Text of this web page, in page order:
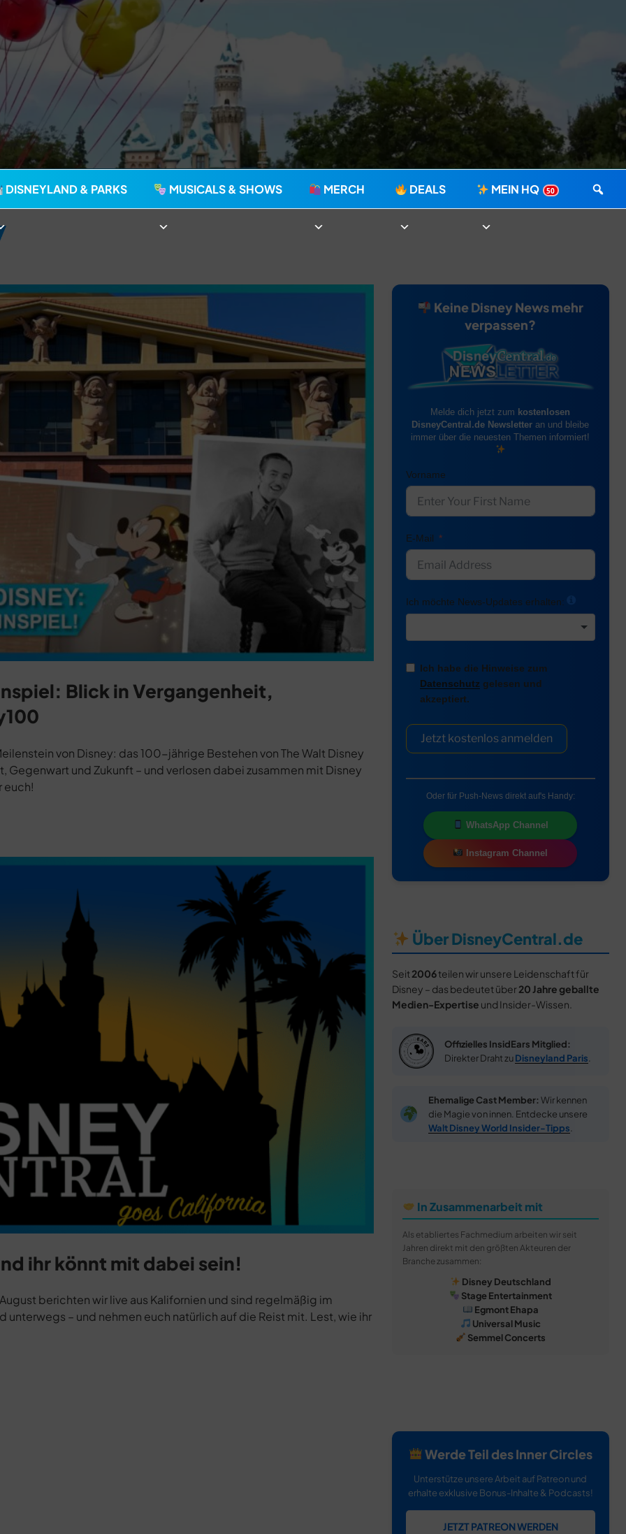
seit 2006
DISNEYLAND & PARKS MUSICALS & SHOWS MERCH DEALS MEIN HQ 50
Blick in Vergangenheit,
von Disney: das 100-jährige Bestehen von The Walt Disney
und Zukunft – und verlosen dabei zusammen mit Disney
euch!
ihr könnt mit dabei sein!
berichten wir live aus Kalifornien und sind regelmäßig im
– und nehmen euch natürlich auf die Reist mit. Lest, wie ihr
Keine Disney News mehr
verpassen?
Melde dich jetzt zum kostenlosen
DisneyCentral.de Newsletter an und bleibe
immer über die neuesten Themen informiert!
Vorname
E-Mail
Ich möchte News-Updates erhalten:
Ich habe die Hinweise zum
Datenschutz gelesen und
akzeptiert.
Jetzt kostenlos anmelden
Oder für Push-News direkt auf's Handy:
WhatsApp Channel
Instagram Channel
Über DisneyCentral.de
Seit 2006teilen wir unsere Leidenschaft für
Disney – das bedeutet über 20 Jahre geballte
Medien-Expertise und Insider-Wissen.
Offizielles InsidEars Mitglied:
Direkter Draht zuDisneyland Paris
Ehemalige Cast Member: Wir kennen
die Magie von innen. Entdecke unsere
Walt Disney World Insider-Tipps
In Zusammenarbeit mit
Als etabliertes Fachmedium arbeiten wir seit
Jahren direkt mit den größten Akteuren der
Branche zusammen:
Disney Deutschland
Stage Entertainment
Egmont Ehapa
Universal Music
Semmel Concerts
Werde Teil des Inner Circles
Unterstütze unsere Arbeit auf Patreon und
erhalte exklusive Bonus-Inhalte & Podcasts!
JETZT PATREON WERDEN